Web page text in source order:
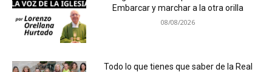
Embarcar y marchar a la otra orilla
08/08/2026
Todo lo que tienes que saber de la Real